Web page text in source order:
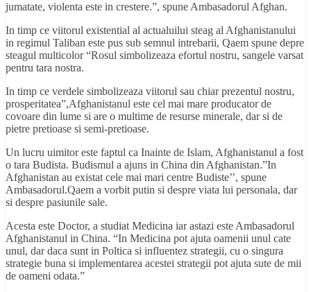
jumatate, violenta este in crestere.”, spune Ambasadorul Afghan.
In timp ce viitorul existential al actualuilui steag al Afghanistanului
in regimul Taliban este pus sub semnul intrebarii, Qaem spune depre
steagul multicolor “Rosul simbolizeaza efortul nostru, sangele varsat
pentru tara nostra.
In timp ce verdele simbolizeaza viitorul sau chiar prezentul nostru,
prosperitatea”,Afghanistanul este cel mai mare producator de
covoare din lume si are o multime de resurse minerale, dar si de
pietre pretioase si semi-pretioase.
Un lucru uimitor este faptul ca Inainte de Islam, Afghanistanul a fost
o tara Budista. Budismul a ajuns in China din Afghanistan.”In
Afghanistan au existat cele mai mari centre Budiste’’, spune
Ambasadorul.Qaem a vorbit putin si despre viata lui personala, dar
si despre pasiunile sale.
Acesta este Doctor, a studiat Medicina iar astazi este Ambasadorul
Afghanistanul in China. “In Medicina pot ajuta oamenii unul cate
unul, dar daca sunt in Poltica si influentez strategii, cu o singura
strategie buna si implementarea acestei strategii pot ajuta sute de mii
de oameni odata.”